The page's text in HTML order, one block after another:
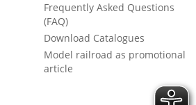
Frequently Asked Questions
(FAQ)
Download Catalogues
Model railroad as promotional
article